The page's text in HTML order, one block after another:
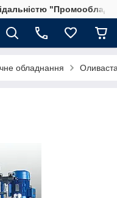
обладнання